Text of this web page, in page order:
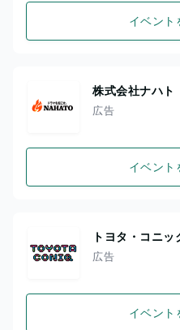
イベント
株式会社ナハト
広告
イベント
トヨタ・コニ
広告
イベント